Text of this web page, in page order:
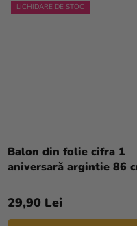
LICHIDARE DE STOC
Balon din folie cifra 1
aniversară argintie 86
29,90 Lei